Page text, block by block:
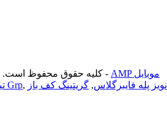
© Copyright - 2010-2022: کلیه حقوق محفوظ است. -
AMP موبایل
تیرهای سازه ای Grp, نویز پله فایبرگلاس, گریتینگ کف باز